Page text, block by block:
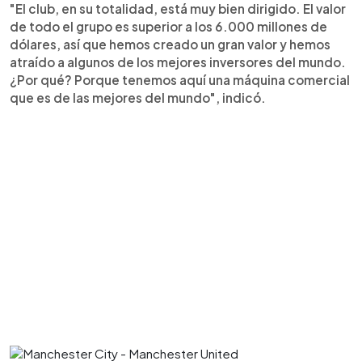
"El club, en su totalidad, está muy bien dirigido. El valor
de todo el grupo es superior a los 6.000 millones de
dólares, así que hemos creado un gran valor y hemos
atraído a algunos de los mejores inversores del mundo.
¿Por qué? Porque tenemos aquí una máquina comercial
que es de las mejores del mundo", indicó.